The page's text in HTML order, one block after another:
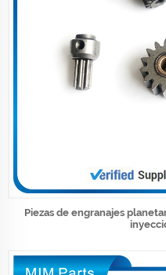
Piezas de engranajes